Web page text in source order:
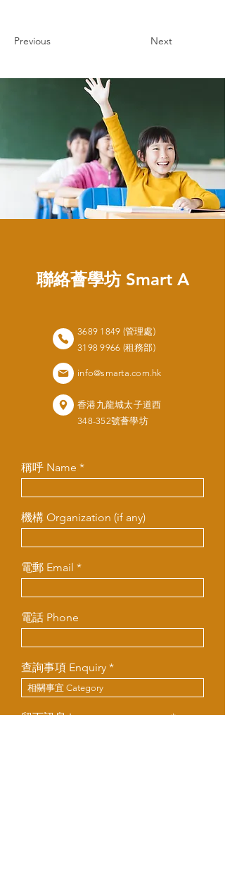
Previous Next
聯絡薈學坊 Smart A
3689 1849 (管理處)
3198 9966 (租務部)
info@smarta.com.hk
香港九龍城太子道西
348-352號薈學坊
稱呼 Name
機構 Organization (if any)
電郵 Email
電話 Phone
查詢事項 Enquiry
留下訊息 Leave us a message